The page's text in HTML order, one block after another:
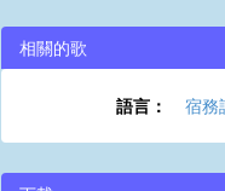
相關的歌
語言： 宿務